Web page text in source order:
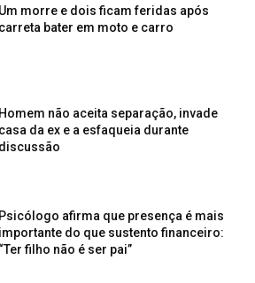
Um morre e dois ficam feridas após
carreta bater em moto e carro
Homem não aceita separação, invade
casa da ex e a esfaqueia durante
discussão
Psicólogo afirma que presença é mais
importante do que sustento financeiro:
“Ter filho não é ser pai”